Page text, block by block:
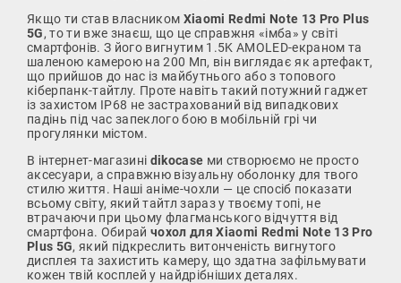
Якщо ти став власником Xiaomi Redmi Note 13 Pro Plus
5G, то ти вже знаєш, що це справжня «імба» у світі
смартфонів. З його вигнутим 1.5K AMOLED-екраном та
шаленою камерою на 200 Мп, він виглядає як артефакт,
що прийшов до нас із майбутнього або з топового
кіберпанк-тайтлу. Проте навіть такий потужний гаджет
із захистом IP68 не застрахований від випадкових
падінь під час запеклого бою в мобільній грі чи
прогулянки містом.
В інтернет-магазині dikocase ми створюємо не просто
аксесуари, а справжню візуальну оболонку для твого
стилю життя. Наші аніме-чохли — це спосіб показати
всьому світу, який тайтл зараз у твоєму топі, не
втрачаючи при цьому флагманського відчуття від
смартфона. Обирайчохол для Xiaomi Redmi Note 13 Pro
Plus 5G, який підкреслить витонченість вигнутого
дисплея та захистить камеру, що здатна зафільмувати
кожен твій косплей у найдрібніших деталях.